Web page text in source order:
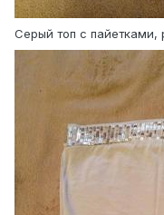
Серый топ с пайетками,